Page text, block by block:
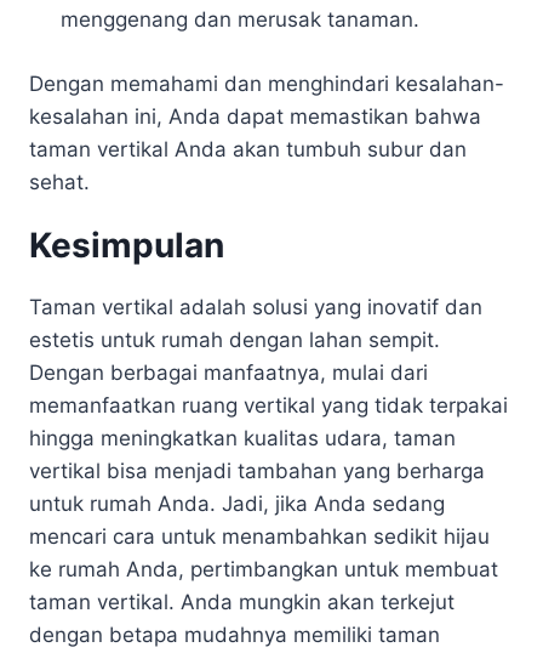
menggenang dan merusak tanaman.
Dengan memahami dan menghindari kesalahan-
kesalahan ini, Anda dapat memastikan bahwa
taman vertikal Anda akan tumbuh subur dan
sehat.
Kesimpulan
Taman vertikal adalah solusi yang inovatif dan
estetis untuk rumah dengan lahan sempit.
Dengan berbagai manfaatnya, mulai dari
memanfaatkan ruang vertikal yang tidak terpakai
hingga meningkatkan kualitas udara, taman
vertikal bisa menjadi tambahan yang berharga
untuk rumah Anda. Jadi, jika Anda sedang
mencari cara untuk menambahkan sedikit hijau
ke rumah Anda, pertimbangkan untuk membuat
taman vertikal. Anda mungkin akan terkejut
dengan betapa mudahnya memiliki taman